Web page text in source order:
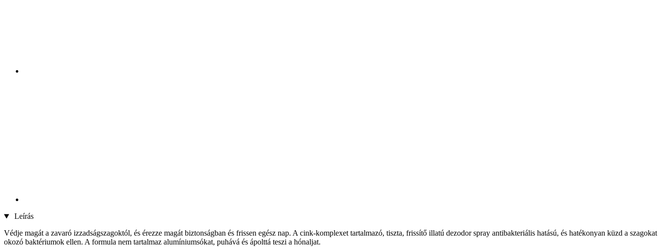
Leírás
Védje magát a zavaró izzadságszagoktól, és érezze magát biztonságban és frissen egész nap. A cink-komplexet tartalmazó, tiszta, frissítő illatú dezodor spray antibakteriális hatású, és hatékonyan küzd a szagokat
okozó baktériumok ellen. A formula nem tartalmaz alumíniumsókat, puhává és ápolttá teszi a hónaljat.